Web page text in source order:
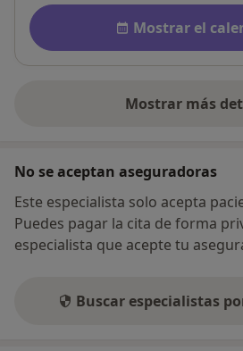
Disponibilidad
Mostrar el
Mostrar mássobre
No se aceptan aseguradoras
Este especialista solo acepta
Puedes pagar la cita de forma
especialista que acepte tu
Buscar especialistas